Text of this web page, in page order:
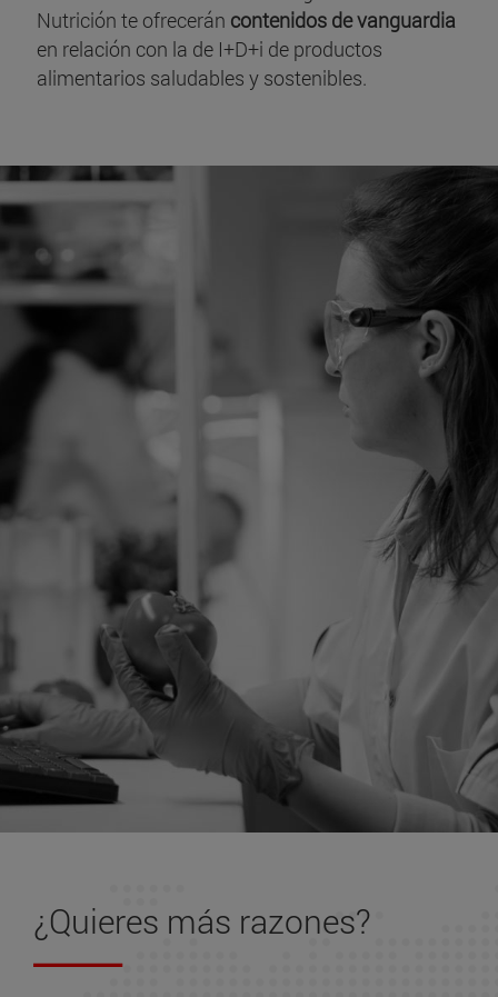
Nutrición te ofrecerán contenidos de vanguardia
en relación con la de I+D+i de productos
alimentarios saludables y sostenibles.
¿Quieres más razones?